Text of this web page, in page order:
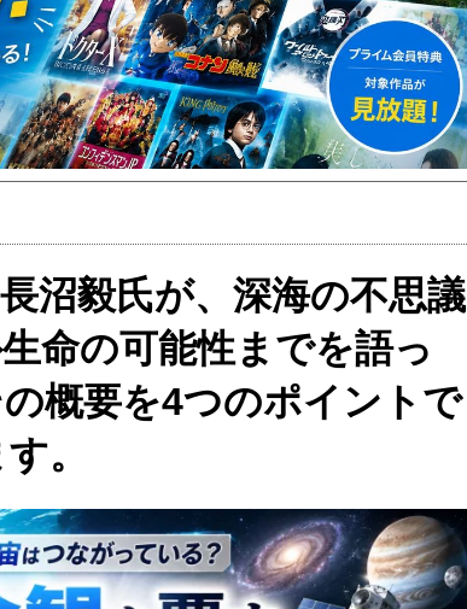
沼毅氏が、深海の不思議
命の可能性までを語っ
概要を4つのポイントで
。